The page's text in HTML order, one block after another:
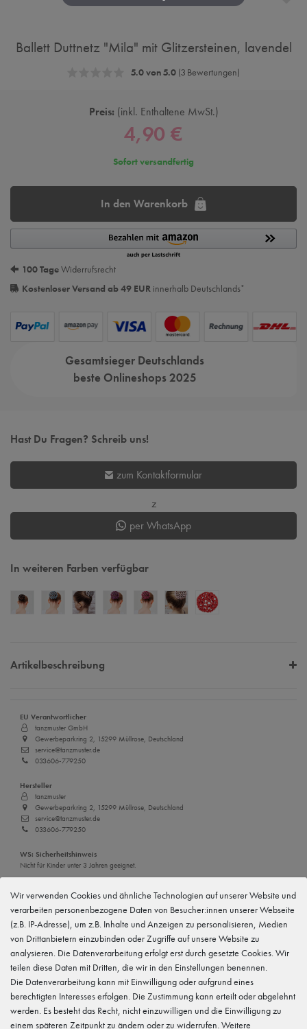
Ballett Duttnetz "Mila" mit Glitzersteinen, lavendel
5.0 von 5.0 (3 Bewertungen)
Preis: inkl. Enthaltene MwSt.
4,90 €
Sofort versandfertig
In den Warenkorb
100 TageWiderrufsrecht
Kostenloser Versand ab 49 EUR innerhalb Deutschlands*
Gesamtsieger Deutschlands
beste Onlineshops 2025
Hast Du Fragen? Schreib uns!
zum Kontaktformular
z
per WhatsApp
In weiteren Farben verfügbar
Artikelbeschreibung
EU Verantwortlicher
tanzmuster GmbH
Gewerbeparkring 2, 15299 Müllrose, Deutschland
service@tanzmuster.de
033606-779250
Hersteller
tanzmuster
Gewerbeparkring 2, 15299 Müllrose, Deutschland
service@tanzmuster.de
033606-779250
WS: Sicherheitshinweis
Nicht für Kinder unter 3 Jahren geeignet.
Merkmale
Kundenrezensionen
5
4
3
2
Wir verwenden Cookies und ähnliche Technologien auf unserer Website und
verarbeiten personenbezogene Daten von Besucher:innen unserer Webseite
(z.B. IP-Adresse), um z.B. Inhalte und Anzeigen zu personalisieren, Medien
von Drittanbietern einzubinden oder Zugriffe auf unsere Website zu
analysieren. Die Datenverarbeitung erfolgt erst durch gesetzte Cookies. Wir
teilen diese Daten mit Dritten, die wir in den Einstellungen benennen.
Die Datenverarbeitung kann mit Einwilligung oder aufgrund eines
berechtigten Interesses erfolgen. Die Zustimmung kann erteilt oder abgelehnt
werden. Es besteht das Recht, nicht einzuwilligen und die Einwilligung zu
einem späteren Zeitpunkt zu ändern oder zu widerrufen. Weitere